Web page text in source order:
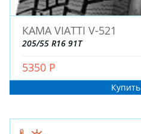
ДИСКИ
КАМА VIATTI V-521
205/55 R16 91T
5350 Р
Купить